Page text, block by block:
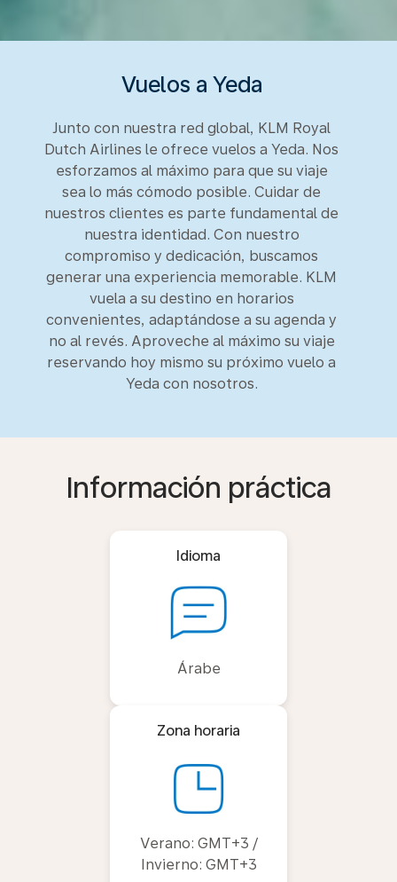
Vuelos a Yeda
Junto con nuestra red global, KLM Royal
Dutch Airlines le ofrece vuelos a Yeda. Nos
esforzamos al máximo para que su viaje
sea lo más cómodo posible. Cuidar de
nuestros clientes es parte fundamental de
nuestra identidad. Con nuestro
compromiso y dedicación, buscamos
generar una experiencia memorable. KLM
vuela a su destino en horarios
convenientes, adaptándose a su agenda y
no al revés. Aproveche al máximo su viaje
reservando hoy mismo su próximo vuelo a
Yeda con nosotros.
Información práctica
Idioma
Árabe
Zona horaria
Verano: GMT+3 /
Invierno: GMT+3